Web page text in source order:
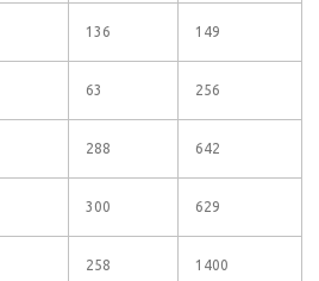
136 149
63 256
288 642
300 629
258 1400